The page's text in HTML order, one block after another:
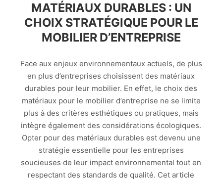
MATÉRIAUX DURABLES : UN
CHOIX STRATÉGIQUE POUR LE
MOBILIER D’ENTREPRISE
Face aux enjeux environnementaux actuels, de plus
en plus d’entreprises choisissent des matériaux
durables pour leur mobilier. En effet, le choix des
matériaux pour le mobilier d’entreprise ne se limite
plus à des critères esthétiques ou pratiques, mais
intègre également des considérations écologiques.
Opter pour des matériaux durables est devenu une
stratégie essentielle pour les entreprises
soucieuses de leur impact environnemental tout en
respectant des standards de qualité. Cet article